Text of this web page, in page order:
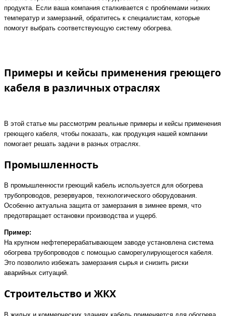
продукта. Если ваша компания сталкивается с проблемами низких
температур и замерзаний, обратитесь к специалистам, которые
помогут выбрать соответствующую систему обогрева.
Примеры и кейсы применения греющего
кабеля в различных отраслях
В этой статье мы рассмотрим реальные примеры и кейсы применения
греющего кабеля, чтобы показать, как продукция нашей компании
помогает решать задачи в разных отраслях.
Промышленность
В промышленности греющий кабель используется для обогрева
трубопроводов, резервуаров, технологического оборудования.
Особенно актуальна защита от замерзания в зимнее время, что
предотвращает остановки производства и ущерб.
Пример:
На крупном нефтеперерабатывающем заводе установлена система
обогрева трубопроводов с помощью саморегулирующегося кабеля.
Это позволило избежать замерзания сырья и снизить риски
аварийных ситуаций.
Строительство и ЖКХ